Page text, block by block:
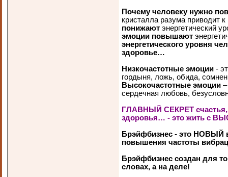
Почему человеку нужно
кристалла разума приводит
понижают энергетический
эмоции повышают
энергетического уровня
здоровье…
Низкочастотные эмоции -
гордыня, ложь, обида,
Высокочастотные эмоции
сердечная любовь,
ГЛАВНЫЙ СЕКРЕТ счастья,
здоровья… - это жить с
Брэйфбизнес - это НОВЫЙ
повышения частоты
Брэйфбизнес создан для
словах, а на деле!